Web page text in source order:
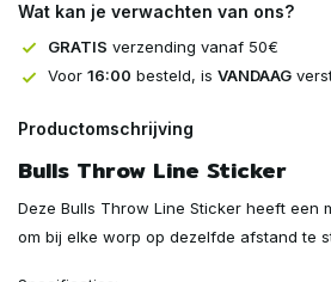
Wat kan je verwachten van ons?
GRATIS verzending vanaf 50€
Voor 16:00 besteld, is VANDAAG
Productomschrijving
Bulls Throw Line Sticker
Deze Bulls Throw Line Sticker heeft een
om bij elke worp op dezelfde afstand te